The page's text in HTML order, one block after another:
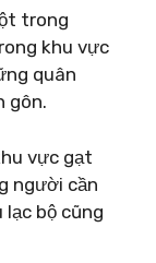
trong
khu vực
quân
gôn.
vực gạt
người cần
bộ cũng